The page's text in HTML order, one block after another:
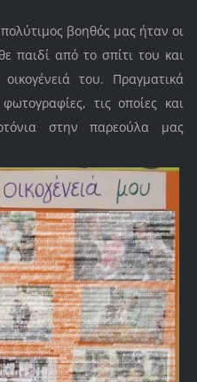
βοηθός μας ήταν οι
παιδί από το σπίτι του και
του. Πραγματικά
τις οποίες και
στην παρεούλα μας